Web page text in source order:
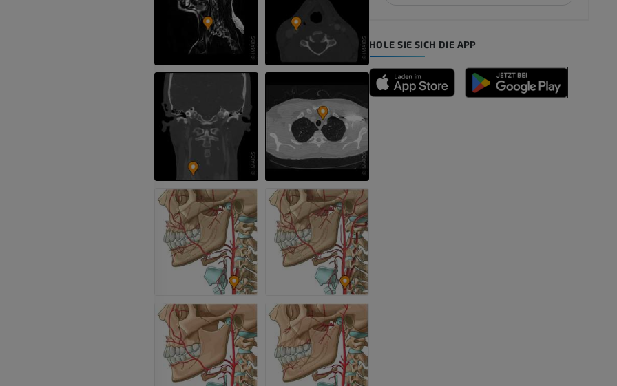
MRT Vorfuß
MRT
PREMIUM
CTA der unteren
Extremitäten
CT
PREMIUM
Beinarterien und -knochen
CT
KOSTENLOS
Arteriografie der unteren
Extremität
Angiographie
KOSTENLOS
HOLE SIE SICH DIE APP